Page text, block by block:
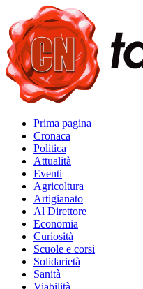
Prima pagina
Cronaca
Politica
Attualità
Eventi
Agricoltura
Artigianato
Al Direttore
Economia
Curiosità
Scuole e corsi
Solidarietà
Sanità
Viabilità